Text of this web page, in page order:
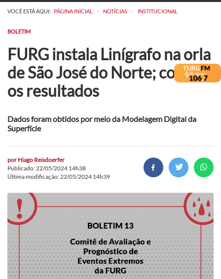
VOCÊ ESTÁ AQUI: PÁGINA INICIAL > NOTÍCIAS > INSTITUCIONAL
BOLETIM
FURG instala Linígrafo na orla
de São José do Norte; confira
os resultados
Dados foram obtidos por meio da Modelagem Digital da
Superfície
por Hiago Reisdoerfer
Publicado: 22/05/2024 14h38
Última modificação: 22/05/2024 14h39